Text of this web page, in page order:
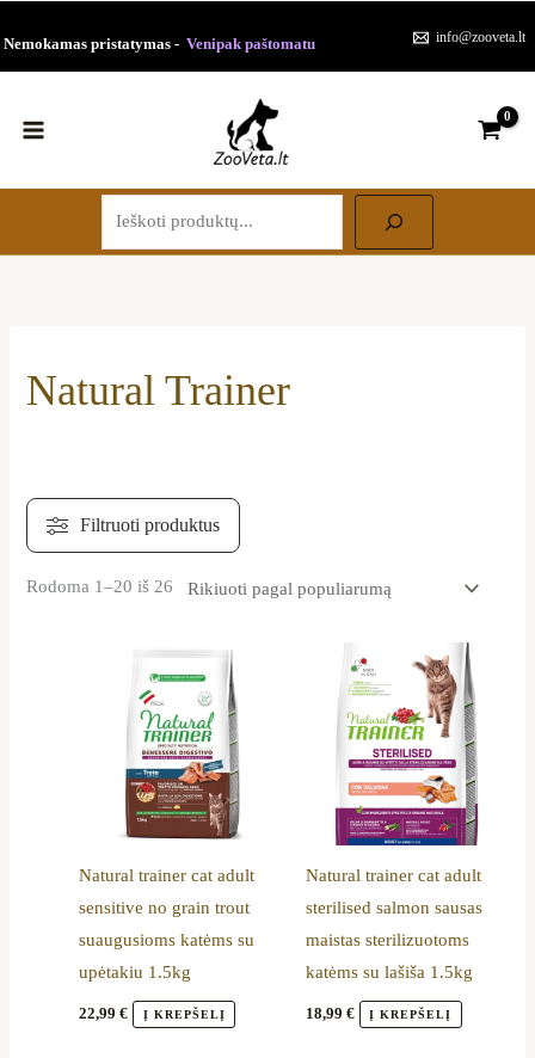
prie
Nemokamas pristatymas - Venipak paštomatu info@zooveta.lt
Natural Trainer
Rodoma 1–20 iš 26
pagal
Natural trainer cat adult
sensitive no grain trout
suaugusioms katėms su
upėtakiu 1.5kg
22,99€ Į KREPŠELĮ
Natural trainer cat adult
sterilised salmon sausas
maistas sterilizuotoms
katėms su lašiša 1.5kg
18,99 € Į KREPŠELĮ